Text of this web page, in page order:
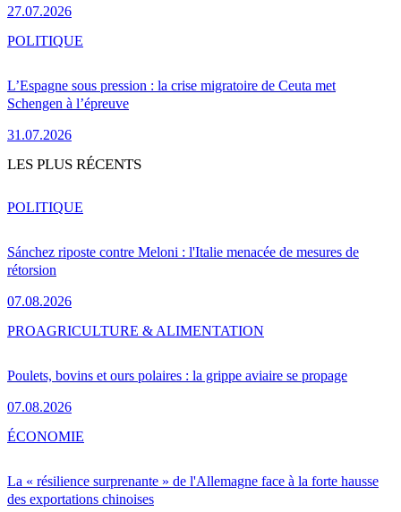
27.07.2026
L’Espagne sous pression : la crise migratoire de Ceuta met
Schengen à l’épreuve
31.07.2026
POLITIQUE
LES PLUS RÉCENTS
Sánchez riposte contre Meloni : l'Italie menacée de mesures de
rétorsion
07.08.2026
POLITIQUE
Poulets, bovins et ours polaires : la grippe aviaire se propage
07.08.2026
PROAGRICULTURE & ALIMENTATION
La « résilience surprenante » de l'Allemagne face à la forte hausse
des exportations chinoises
ÉCONOMIE